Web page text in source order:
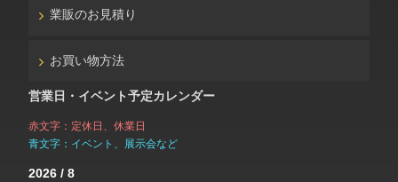
業販のお見積り
お買い物方法
営業日・イベント予定カレンダー
赤文字：定休日、休業日
青文字：イベント、展示会など
2026 / 8